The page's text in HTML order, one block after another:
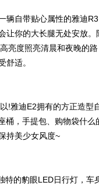
自带贴心属性的雅迪
你的大长腿无处安放
亮度照亮清晨和夜晚的
舒适。
!雅迪E2拥有的方正造型
，手提包、购物袋什
持美少女风度~
的豹眼LED日行灯，车